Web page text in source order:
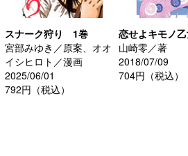
スナーク狩り 1巻
宮部みゆき／原案、オオ
イシヒロト／漫画
2025/06/01
792円（税込）
恋せよキモノ
山崎零／著
2018/07/09
704円（税込）